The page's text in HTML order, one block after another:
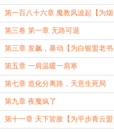
第一百八十六章 魔教风波起【为烟
灰黯然跌落大盟加更20（完毕）】
第三卷 第一章 无路可退
第三章 发飙，暴动【为白银盟老书
虫六号加更2】
第五章 一肩温暖一肩寒
第七章 造化分离路，天意生死局
【为白银盟老书虫六号加更4】
第九章 夜魔疯了
第十一章 天下皆敌【为平步青云盟